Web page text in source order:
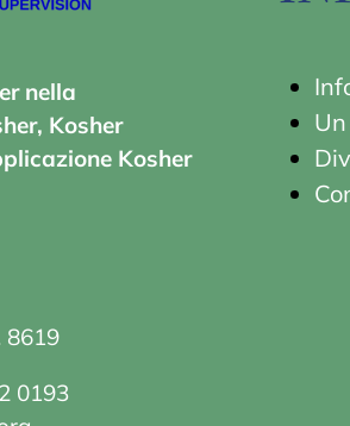
nella
Kosher
Kosher
8619
0193